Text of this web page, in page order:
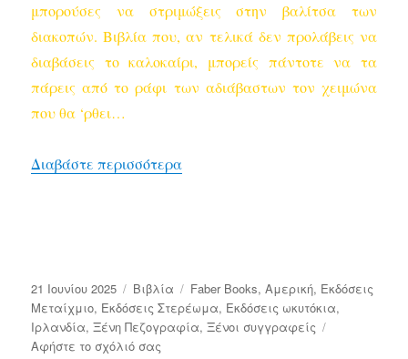
μπορούσες να στριμώξεις στην βαλίτσα των
διακοπών. Βιβλία που, αν τελικά δεν προλάβεις να
διαβάσεις το καλοκαίρι, μπορείς πάντοτε να τα
πάρεις από το ράφι των αδιάβαστων τον χειμώνα
που θα ‘ρθει…
Διαβάστε περισσότερα“Τα βιβλία που δεν ξεχνάς”
Δημοσιεύτηκε
την
21 Ιουνίου 2025 Κατηγορίες
Bιβλία Ετικέτες
Faber Books,Αμερική, Εκδόσεις
Μεταίχμιο, Εκδόσεις Στερέωμα, Εκδόσεις ωκυτόκια,
Ιρλανδία,Ξένη Πεζογραφία,Ξένοι συγγραφείς
Αφήστε το σχόλιό σας